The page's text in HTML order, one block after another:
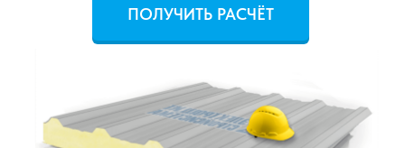
ПОЛУЧИТЬ РАСЧЁТ